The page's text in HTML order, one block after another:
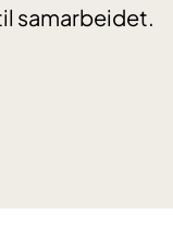
samarbeidet.